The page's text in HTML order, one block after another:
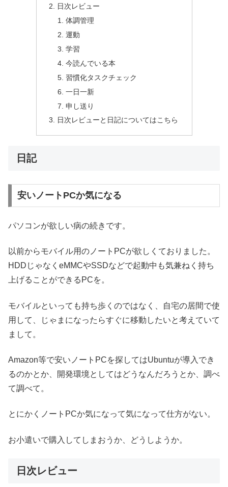
日次レビュー
体調管理
運動
学習
今読んでいる本
習慣化タスクチェック
一日一新
申し送り
日次レビューと日記についてはこちら
日記
安いノートPCか気になる
パソコンが欲しい病の続きです。
以前からモバイル用のノートPCが欲しくておりました。
HDDじゃなくeMMCやSSDなどで起動中も気兼ねく持ち
上げることができるPCを。
モバイルといっても持ち歩くのではなく、自宅の居間で使
用して、じゃまになったらすぐに移動したいと考えていて
まして。
Amazon等で安いノートPCを探してはUbuntuが導入でき
るのかとか、開発環境としてはどうなんだろうとか、調べ
て調べて。
とにかくノートPCか気になって気になって仕方がない。
お小遣いで購入してしまおうか、どうしようか。
日次レビュー